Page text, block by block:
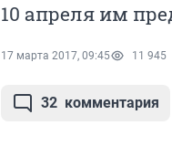
10 апреля им
17 марта 2017, 09:45 11 945
32 комментария